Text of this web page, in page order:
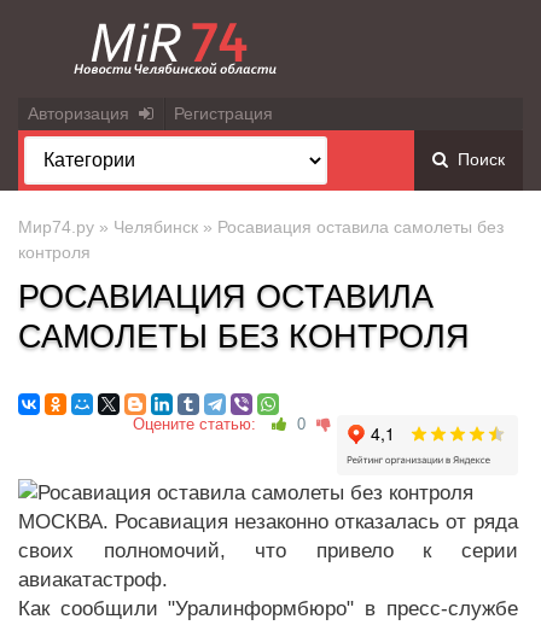
Авторизация Регистрация
Поиск
Мир74.ру » Челябинск » Росавиация оставила самолеты без
контроля
РОСАВИАЦИЯ ОСТАВИЛА
САМОЛЕТЫ БЕЗ КОНТРОЛЯ
Оцените статью: 0
МОСКВА. Росавиация незаконно отказалась от ряда
своих полномочий, что привело к серии
авиакатастроф.
Как сообщили "Уралинформбюро" в пресс-службе